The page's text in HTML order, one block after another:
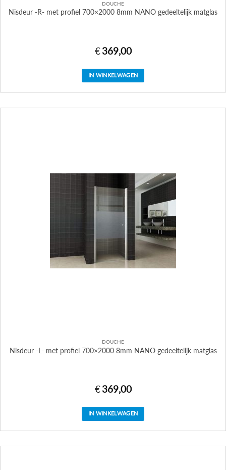
DOUCHE
Nisdeur -R- met profiel 700×2000 8mm NANO gedeeltelijk matglas
€ 369,00
IN WINKELWAGEN
DOUCHE
Nisdeur -L- met profiel 700×2000 8mm NANO gedeeltelijk matglas
€ 369,00
IN WINKELWAGEN